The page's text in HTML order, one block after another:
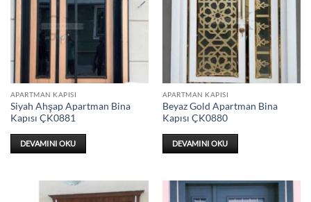
APARTMAN KAPISI
Siyah Ahşap Apartman Bina
Kapısı ÇK0881
DEVAMINI OKU
APARTMAN KAPISI
Beyaz Gold Apartman Bina
Kapısı ÇK0880
DEVAMINI OKU